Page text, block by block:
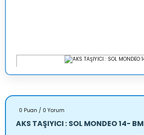
0 Puan / 0 Yorum
AKS TAŞIYICI : SOL MONDEO 14- BM